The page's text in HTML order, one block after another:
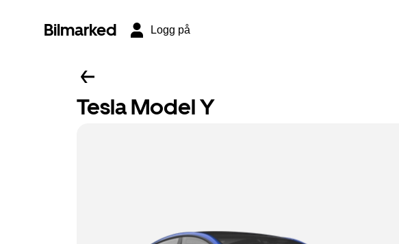
Bilmarked Logg på
Tesla Model Y